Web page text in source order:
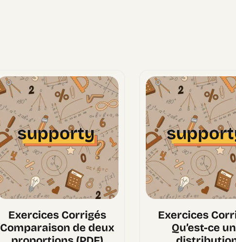
Exercices Corrigés
Comparaison de deux
Exercices
Qu’est-ce